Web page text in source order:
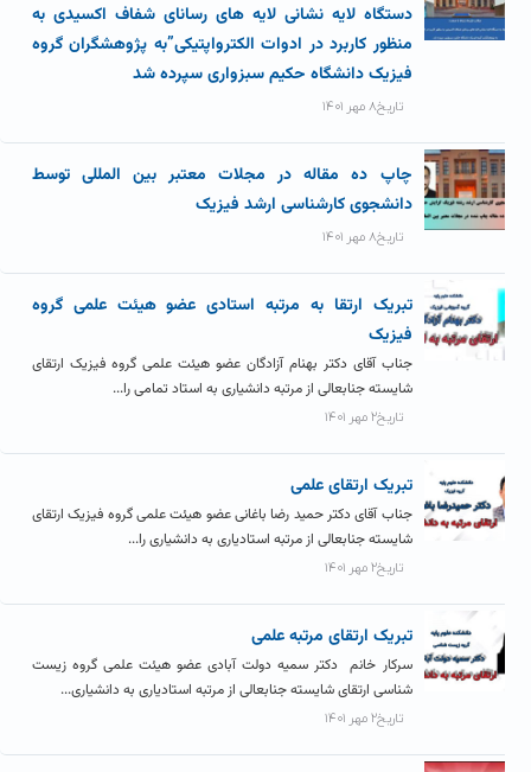
دستگاه لایه نشانی لایه های رسانای شفاف اکسیدی به
منظور کاربرد در ادوات الکترواپتیکی”به پژوهشگران گروه
فیزیک دانشگاه حکیم سبزواری سپرده شد
تاریخ۸ مهر ۱۴۰۱
چاپ ده مقاله در مجلات معتبر بین المللی توسط
دانشجوی کارشناسی ارشد فیزیک
تاریخ۸ مهر ۱۴۰۱
تبریک ارتقا به مرتبه استادی عضو هیئت علمی گروه
فیزیک
جناب آقای دکتر بهنام آزادگان عضو هیئت علمی گروه فیزیک ارتقای
شایسته جنابعالی از مرتبه دانشیاری به استاد تمامی را...
تاریخ۲ مهر ۱۴۰۱
تبریک ارتقای علمی
جناب آقای دکتر حمید رضا باغانی عضو هیئت علمی گروه فیزیک ارتقای
شایسته جنابعالی از مرتبه استادیاری به دانشیاری را...
تاریخ۲ مهر ۱۴۰۱
تبریک ارتقای مرتبه علمی
سرکار خانم دکتر سمیه دولت آبادی عضو هیئت علمی گروه زیست
شناسی ارتقای شایسته جنابعالی از مرتبه استادیاری به دانشیاری...
تاریخ۲ مهر ۱۴۰۱